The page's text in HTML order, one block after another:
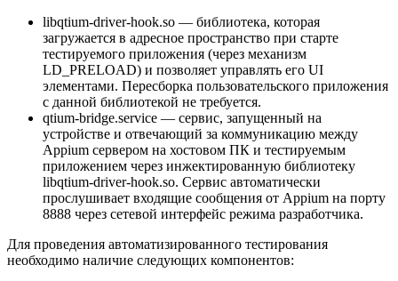
libqtium-driver-hook.so — библиотека, которая
загружается в адресное пространство при старте
тестируемого приложения (через механизм
LD_PRELOAD) и позволяет управлять его UI
элементами. Пересборка пользовательского приложения
с данной библиотекой не требуется.
qtium-bridge.service — сервис, запущенный на
устройстве и отвечающий за коммуникацию между
Appium сервером на хостовом ПК и тестируемым
приложением через инжектированную библиотеку
libqtium-driver-hook.so. Сервис автоматически
прослушивает входящие сообщения от Appium на порту
8888 через сетевой интерфейс режима разработчика.
Для проведения автоматизированного тестирования
необходимо наличие следующих компонентов: